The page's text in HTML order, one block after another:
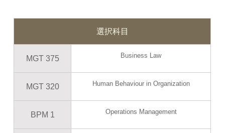
選択科目
MGT 375 Business Law
MGT 320 Human Behaviour in Organization
BPM 1 Operations Management